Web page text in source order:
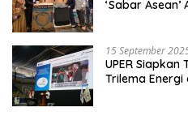
‘Sabar Asean’
15 September
UPER
Trilema Energi